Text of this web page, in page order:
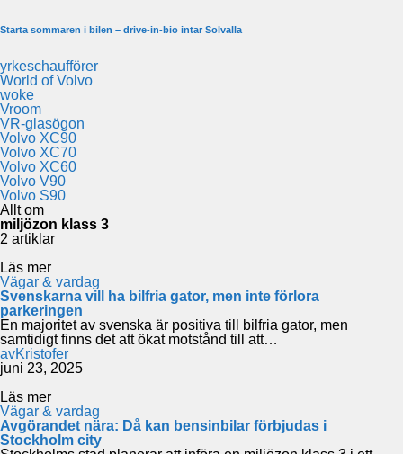
Starta sommaren i bilen – drive-in-bio intar Solvalla
yrkeschaufförer
World of Volvo
woke
Vroom
VR-glasögon
Volvo XC90
Volvo XC70
Volvo XC60
Volvo V90
Volvo S90
Allt om
miljözon klass 3
2 artiklar
Läs mer
Vägar & vardag
Svenskarna vill ha bilfria gator, men inte förlora
parkeringen
En majoritet av svenska är positiva till bilfria gator, men
samtidigt finns det att ökat motstånd till att…
avKristofer
juni 23, 2025
Läs mer
Vägar & vardag
Avgörandet nära: Då kan bensinbilar förbjudas i
Stockholm city